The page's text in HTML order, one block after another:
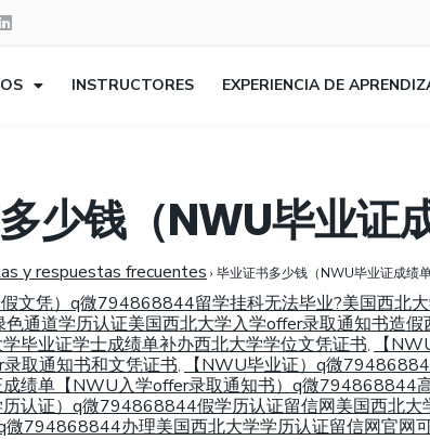
INSTRUCTORES EXPERIENCIA DE
少钱（NWU毕业证
y respuestas frecuentes › 毕业证书多少钱（NWU毕业证成绩
假文凭）q微794868844留学挂科无法毕业?美国西北
通道学历认证美国西北大学入学offer录取通知书造
毕业证学士成绩单补办西北大学学位文凭证书,
【
取通知书和文凭证书,
【NWU毕业证）q微
绩单【NWU入学offer录取通知书）q微794868844
历认证）q微794868844假学历认证留信网美国西北
微794868844办理美国西北大学学历认证留信网官网